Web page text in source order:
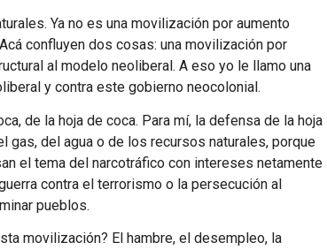
Ya no es una movilización por aumento
confluyen dos cosas: una movilización por
al modelo neoliberal. A eso yo le llamo una
y contra este gobierno neocolonial.
de la hoja de coca. Para mí, la defensa de la hoja
gas, del agua o de los recursos naturales, porque
el tema del narcotráfico con intereses netamente
contra el terrorismo o la persecución al
pueblos.
movilización? El hambre, el desempleo, la